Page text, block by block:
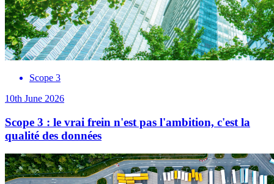
Scope 3
10th June 2026
Scope 3 : le vrai frein n'est pas l'ambition, c'est la
qualité des données